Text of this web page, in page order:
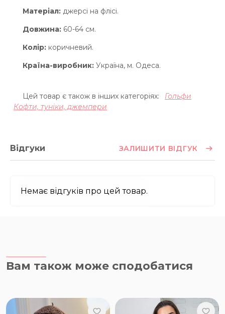
Матеріал: джерсі на флісі.
Довжина: 60-64 см.
Колір: коричневий.
Країна-виробник: Україна, м. Одеса.
Цей товар є також в інших категоріях:
Гольфи
Кофти, туніки, джемпери
Відгуки ЗАЛИШИТИ ВІДГУК
Немає відгуків про цей товар.
Вам також може сподобатися